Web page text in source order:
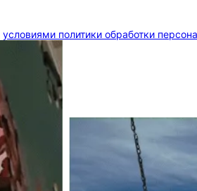
условиями политики обработки